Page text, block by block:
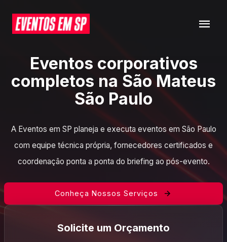
Eventos corporativos
completos na São Mateus
São Paulo
A Eventos em SP planeja e executa eventos em São Paulo
com equipe técnica própria, fornecedores certificados e
coordenação ponta a ponta do briefing ao pós-evento.
Conheça Nossos Serviços
Solicite um Orçamento